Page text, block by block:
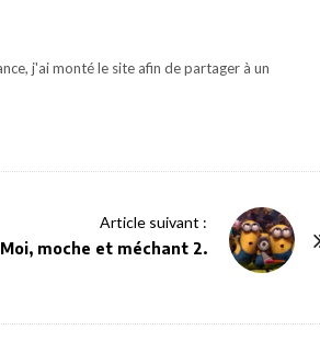
j'ai monté le site afin de partager à un
Article suivant :
moche et méchant 2.